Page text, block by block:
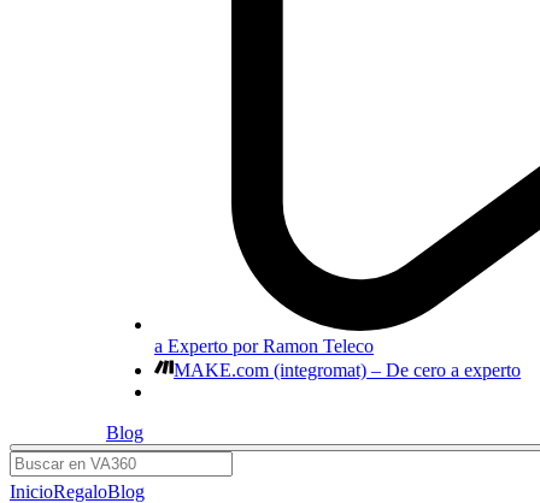
a Experto por Ramon Teleco
MAKE.com (integromat) – De cero a experto
Blog
Buscar
InicioRegaloBlog